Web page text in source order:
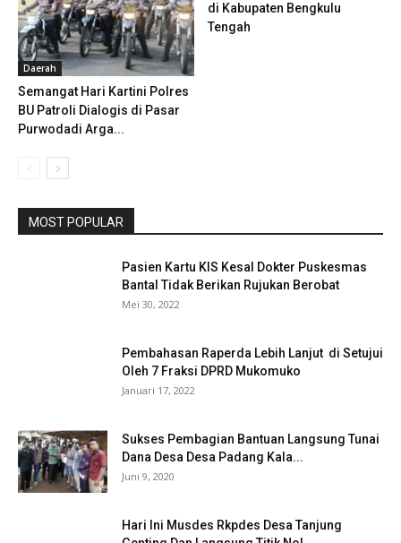
Daerah
Semangat Hari Kartini Polres
BU Patroli Dialogis di Pasar
Purwodadi Arga...
di Kabupaten Bengkulu
Tengah
MOST POPULAR
Pasien Kartu KIS Kesal Dokter Puskesmas
Bantal Tidak Berikan Rujukan Berobat
Mei 30, 2022
Pembahasan Raperda Lebih Lanjut di Setujui
Oleh 7 Fraksi DPRD Mukomuko
Januari 17, 2022
Sukses Pembagian Bantuan Langsung Tunai
Dana Desa Desa Padang Kala...
Juni 9, 2020
Hari Ini Musdes Rkpdes Desa Tanjung